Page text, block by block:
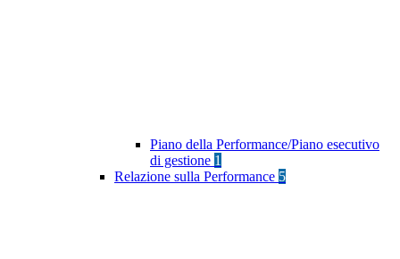
Piano della Performance/Piano esecutivo
di gestione 1
Relazione sulla Performance 5